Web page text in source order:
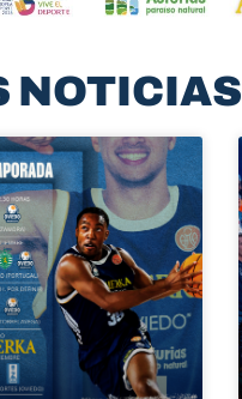
NOTICIAS